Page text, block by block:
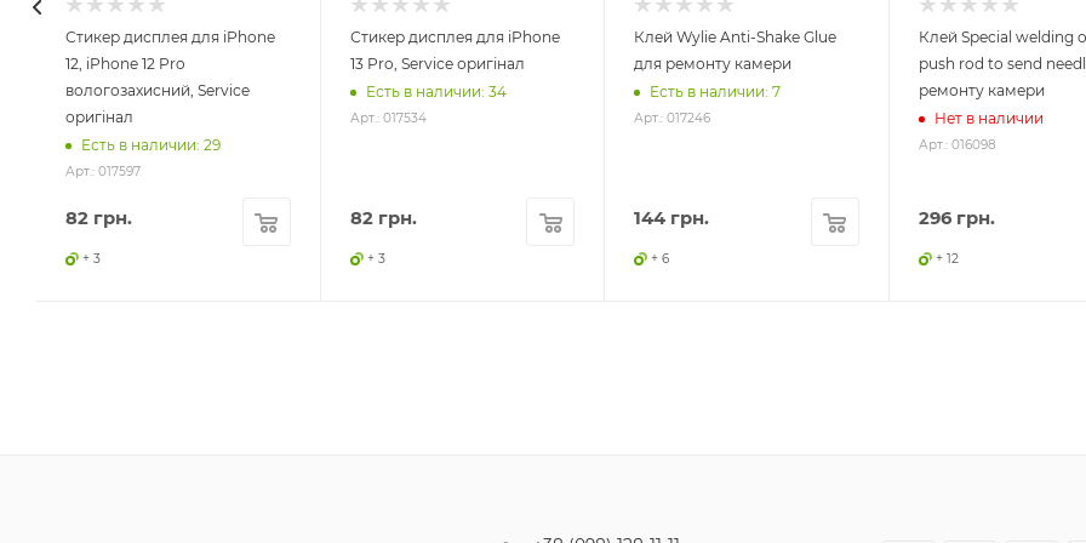
Стикер дисплея для iPhone
12, iPhone 12 Pro
вологозахисний, Service
оригінал
Есть в наличии: 29
Арт.: 017597
82 грн.
+ 3
Стикер дисплея для iPhone
13 Pro, Service оригінал
Есть в наличии: 34
Арт.: 017534
82грн.
+ 3
Клей Wylie Anti-Shake Glue
для ремонту камери
Есть в наличии: 7
Арт.: 017246
144 грн.
+ 6
Клей Special welding
push rod to send
ремонту камери
Нет в наличии
Арт.: 016098
296грн.
+ 12